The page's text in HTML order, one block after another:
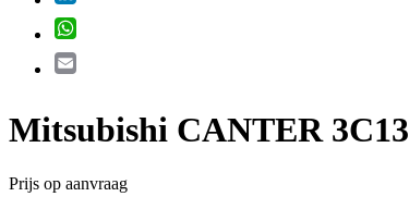
Mitsubishi CANTER 3C13
Prijs op aanvraag